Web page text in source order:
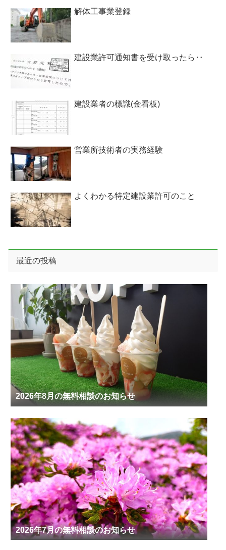
解体工事業登録
建設業許可通知書を受け取ったら‥
建設業者の標識(金看板)
営業所技術者の実務経験
よくわかる特定建設業許可のこと
最近の投稿
2026年8月の無料相談のお知らせ
2026年7月の無料相談のお知らせ